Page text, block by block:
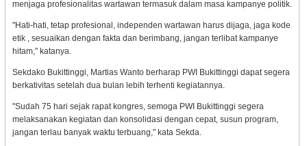
menjaga profesionalitas wartawan termasuk dalam masa kampanye politik.
"Hati-hati, tetap profesional, independen wartawan harus dijaga, jaga kode
etik , sesuaikan dengan fakta dan berimbang, jangan terlibat kampanye
hitam," katanya.
Sekdako Bukittinggi, Martias Wanto berharap PWI Bukittinggi dapat segera
berkativitas setelah dua bulan lebih terhenti kegiatannya.
"Sudah 75 hari sejak rapat kongres, semoga PWI Bukittinggi segera
melaksanakan kegiatan dan konsolidasi dengan cepat, susun program,
jangan terlau banyak waktu terbuang," kata Sekda.